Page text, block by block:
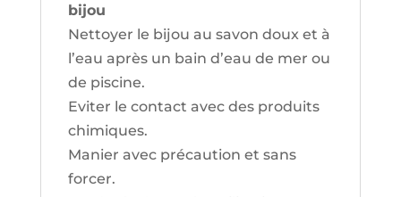
bijou
Nettoyer le bijou au savon doux et à
l’eau après un bain d’eau de mer ou
de piscine.
Eviter le contact avec des produits
chimiques.
Manier avec précaution et sans
forcer.